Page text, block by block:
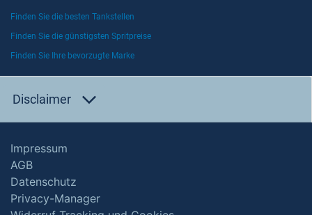
Finden Sie die besten Tankstellen
Finden Sie die günstigsten Spritpreise
Finden Sie Ihre bevorzugte Marke
Disclaimer
Impressum
AGB
Datenschutz
Privacy-Manager